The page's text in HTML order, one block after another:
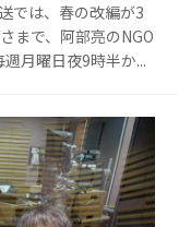
では、春の改編が3
まで、阿部亮のNGO
月曜日夜9時半か...